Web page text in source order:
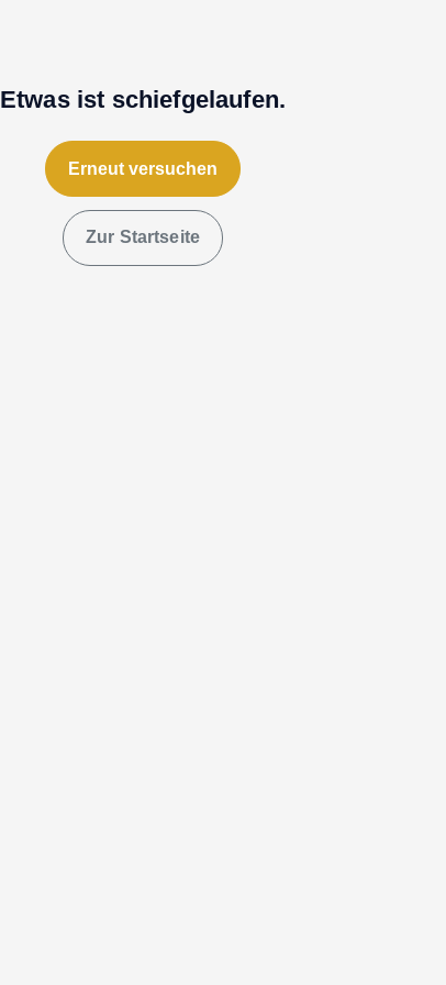
Etwas ist schiefgelaufen.
Erneut versuchen
Zur Startseite